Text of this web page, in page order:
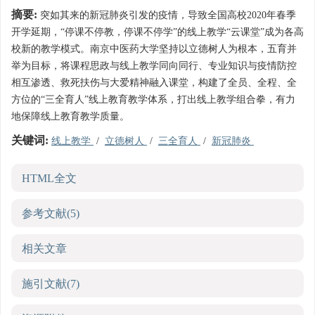
摘要: 突如其来的新冠肺炎引发的疫情，导致全国高校2020年春季
开学延期，“停课不停教，停课不停学”的线上教学“云课堂”成为各高
校新的教学模式。南京中医药大学坚持以立德树人为根本，五育并
举为目标，将课程思政与线上教学同向同行、专业知识与疫情防控
相互渗透、救死扶伤与大爱精神融入课堂，构建了全员、全程、全
方位的“三全育人”线上教育教学体系，打出线上教学组合拳，有力
地保障线上教育教学质量。
关键词: 线上教学 / 立德树人 / 三全育人 / 新冠肺炎
HTML全文
参考文献(5)
相关文章
施引文献(7)